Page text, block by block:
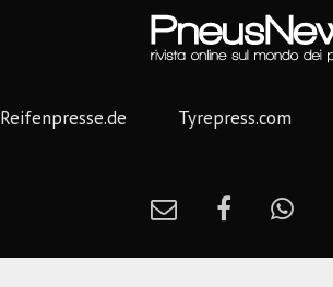
Reifenpresse.de Tyrepress.com